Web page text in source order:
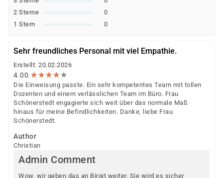
2 Sterne
0
1 Stern
0
Sehr freundliches Personal mit viel Empathie.
Erstellt: 20.02.2026
4.00 ★★★★★
★★★★★
Die Einweisung passte. Ein sehr kompetentes Team mit tollen
Dozenten und einem verlässlichen Team im Büro. Frau
Schönerstedt engagierte sich weit über das normale Maß
hinaus für meine Befindlichkeiten. Danke, liebe Frau
Schönerstedt.
Author
Christian
Admin Comment
Wow, wir geben das an Birgit weiter. Sie wird es sicher